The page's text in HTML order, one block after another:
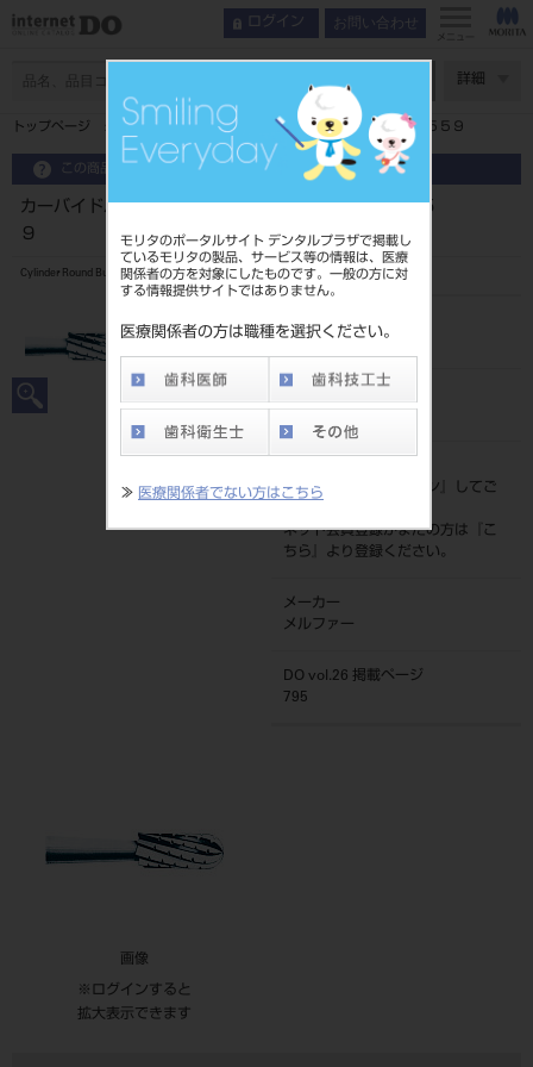
モリタのポータルサイト デンタルプラザで掲載し
ているモリタの製品、サービス等の情報は、医療
関係者の方を対象にしたものです。一般の方に対
する情報提供サイトではありません。
医療関係者の方は職種を選択ください。
≫ 医療関係者でない方はこちら
ログイン お問い合わせ
メニュー
詳細
トップページ カーバイドバーＦＧ ５入 ブリスター ＃１５５９
この商品に関するお問い合わせ
カーバイドバーＦＧ ５入 ブリスター ＃１５５
９
Cylinder Round Bur
品目コード
2065003031559
価格の確認は『
ログイン
』してご
ネット会員登録がまだの方は『
こ
ちら
』より登録ください。
メーカー
メルファー
DO vol.26 掲載ページ
795
画像
※ログインすると
拡大表示できます